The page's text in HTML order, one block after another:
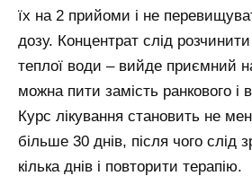
їх на 2 прийоми і не
дозу. Концентрат слід
теплої води – вийде приємний
можна пити замість ранкового і
Курс лікування становить не
більше 30 днів, після чого слід
кілька днів і повторити терапію.